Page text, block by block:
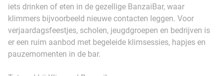
iets drinken of eten in de gezellige BanzaiBar, waar
klimmers bijvoorbeeld nieuwe contacten leggen. Voor
verjaardagsfeestjes, scholen, jeugdgroepen en bedrijven is
er een ruim aanbod met begeleide klimsessies, hapjes en
pauzemomenten in de bar.